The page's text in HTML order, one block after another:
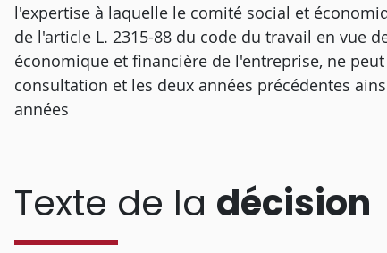
l'expertise à laquelle le comité social et
de l'article L. 2315-88 du code du travail en vue
économique et financière de l'entreprise, ne
consultation et les deux années précédentes
années
Texte de la décision